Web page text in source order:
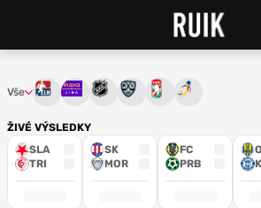
ŽIVÉ VÝSLEDKY
SLA
TRI
SK
MOR
FC
PRB
Vše Tipsport extraliga
Maxa ligaNHL KHL Mistrovství světa